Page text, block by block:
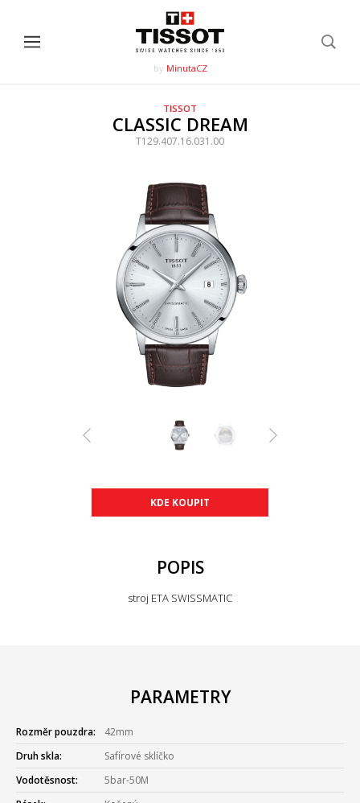
by MinutaCZ
TISSOT
CLASSIC DREAM
T129.407.16.031.00
KDE KOUPIT
POPIS
stroj ETA SWISSMATIC
PARAMETRY
Rozměr pouzdra:
42mm
Druh skla:
Safírové sklíčko
Vodotěsnost:
5bar-50M